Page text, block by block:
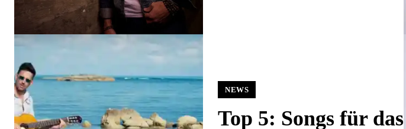
NEWS
Top 5: Songs für das